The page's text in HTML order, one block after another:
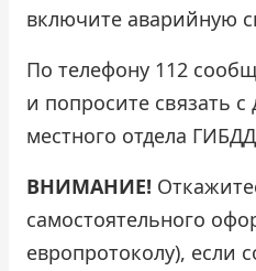
включите аварийную
По телефону 112
и попросите связать
местного отдела
ВНИМАНИЕ!
самостоятельного
европротоколу), если